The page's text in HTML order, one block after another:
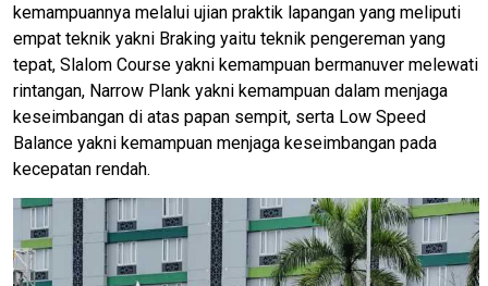
kemampuannya melalui ujian praktik lapangan yang meliputi
empat teknik yakni Braking yaitu teknik pengereman yang
tepat, Slalom Course yakni kemampuan bermanuver melewati
rintangan, Narrow Plank yakni kemampuan dalam menjaga
keseimbangan di atas papan sempit, serta Low Speed
Balance yakni kemampuan menjaga keseimbangan pada
kecepatan rendah.